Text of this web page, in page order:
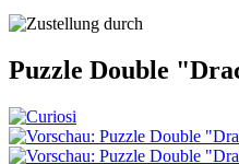
Puzzle Double